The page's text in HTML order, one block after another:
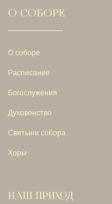
О СОБОРЕ
О соборе
Расписание
Богослужения
Духовенство
Святыни собора
Хоры
НАШ ПРИХОД